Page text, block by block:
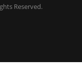
Reserved.